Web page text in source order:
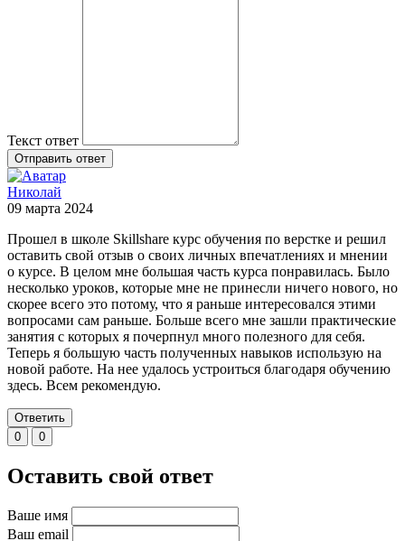
Текст ответ
Отправить ответ
Николай
09 марта 2024
Прошел в школе Skillshare курс обучения по верстке и решил
оставить свой отзыв о своих личных впечатлениях и мнении
о курсе. В целом мне большая часть курса понравилась. Было
несколько уроков, которые мне не принесли ничего нового, но
скорее всего это потому, что я раньше интересовался этими
вопросами сам раньше. Больше всего мне зашли практические
занятия с которых я почерпнул много полезного для себя.
Теперь я большую часть полученных навыков использую на
новой работе. На нее удалось устроиться благодаря обучению
здесь. Всем рекомендую.
Ответить
0
0
Оставить свой ответ
Ваше имя
Ваш email